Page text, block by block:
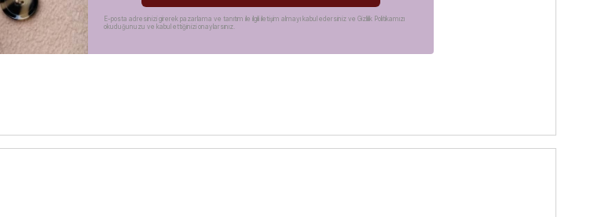
E-posta adresinizi girerek pazarlama ve tanıtım ile ilgili iletişim almayı kabul edersiniz ve Gizlilik Politikamızı
okuduğunuzu ve kabul ettiğinizi onaylarsınız.